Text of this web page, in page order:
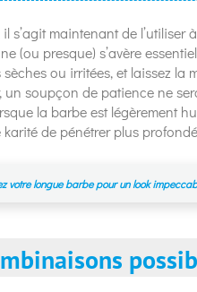
s’agit maintenant de l’utiliser
(ou presque) s’avère
ou irritées, et laissez la
soupçon de patience ne
la barbe est légèrement
de pénétrer plus
votre longue barbe pour un look